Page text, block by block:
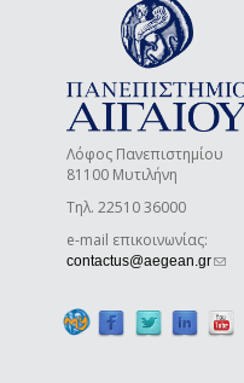
Λόφος Πανεπιστημίου
81100 Μυτιλήνη
Τηλ. 22510 36000
e-mail επικοινωνίας:
contactus@aegean.gr(link